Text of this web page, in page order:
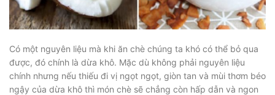
Có một nguyên liệu mà khi ăn chè chúng ta khó có thể bỏ qua
được, đó chính là dừa khô. Mặc dù không phải nguyên liệu
chính nhưng nếu thiếu đi vị ngọt ngọt, giòn tan và mùi thơm béo
ngậy của dừa khô thì món chè sẽ chẳng còn hấp dẫn và ngon